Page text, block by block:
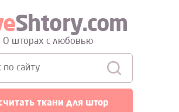
Shtory.com
О шторах с любовью
ткани для штор